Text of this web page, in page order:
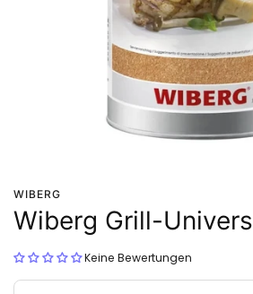
WIBERG
Wiberg Grill-
Keine Bewertungen